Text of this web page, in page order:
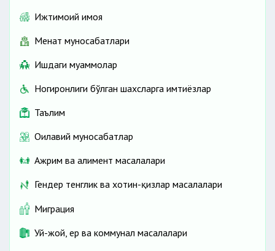
Ижтимоий ҳимоя
Меҳнат муносабатлари
Ишдаги муаммолар
Ногиронлиги бўлган шахсларга имтиёзлар
Таълим
Оилавий муносабатлар
Ажрим ва алимент масалалари
Гендер тенглик ва хотин-қизлар масалалари
Миграция
Уй-жой, ер ва коммунал масалалари